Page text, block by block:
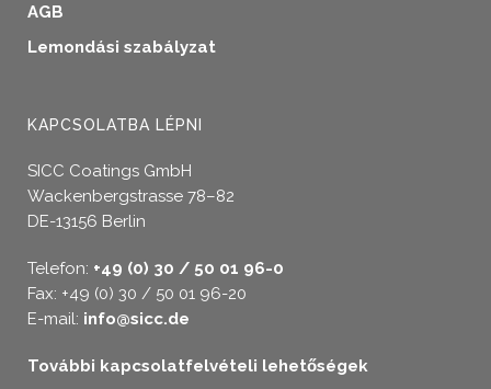
AGB
Lemondási szabályzat
KAPCSOLATBA LÉPNI
SICC Coatings GmbH
Wackenbergstrasse 78–82
DE-13156 Berlin
Telefon: +49 (0) 30 / 50 01 96-0
Fax: +49 (0) 30 / 50 01 96-20
E-mail: info@sicc.de
További kapcsolatfelvételi lehetőségek